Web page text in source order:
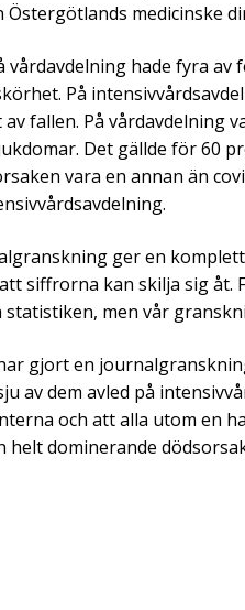
Östergötlands medicinske
vårdavdelning hade fyra
På
fallen. På vårdavdelning
Det gällde för 60
vara en annan än
ger en
siffrorna kan skilja sig
men vår
gjort en
av dem avled på
och att alla utom en
helt dominerande